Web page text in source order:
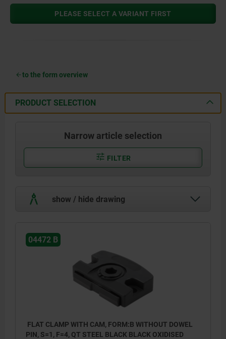
PLEASE SELECT A VARIANT FIRST
to the form overview
PRODUCT SELECTION
Narrow article selection
FILTER
show / hide drawing
04472 B
FLAT CLAMP WITH CAM, FORM:B WITHOUT DOWEL
PIN, S=1, F=4, QT STEEL BLACK BLACK OXIDISED